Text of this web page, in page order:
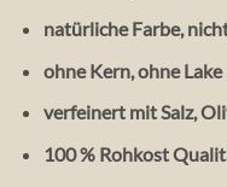
natürliche Farbe,
ohne Kern, ohne Lake
verfeinert mit Salz,
100 % Rohkost